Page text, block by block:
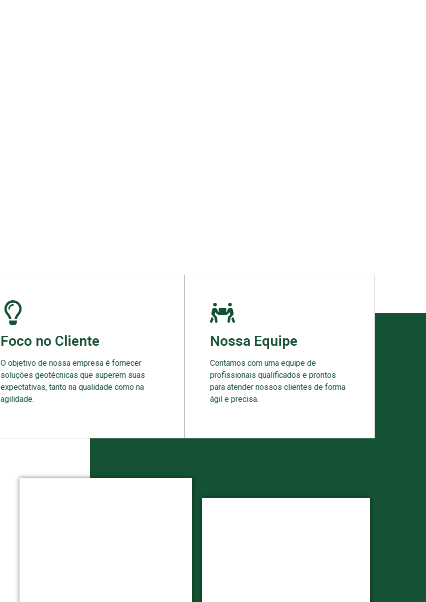
Foco no Cliente
O objetivo de nossa empresa é fornecer
soluções geotécnicas que superem suas
expectativas, tanto na qualidade como na
agilidade.
Nossa Equipe
Contamos com uma equipe de
profissionais qualificados e prontos
para atender nossos clientes de forma
ágil e precisa.